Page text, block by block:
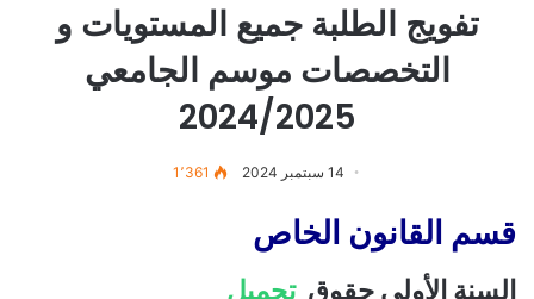
تفويج الطلبة جميع المستويات و
التخصصات موسم الجامعي
2024/2025
14 سبتمبر 2024 1٬361
قسم القانون الخاص
السنة الأولى حقوقتحميل